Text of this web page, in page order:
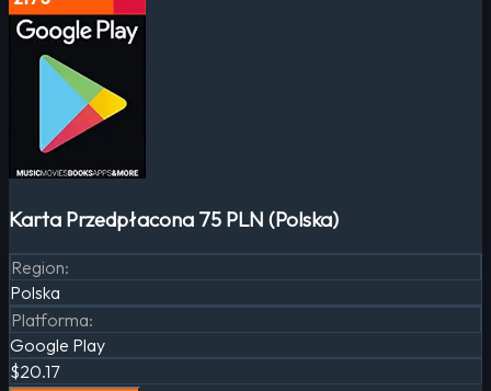
Karta Przedpłacona 75 PLN (Polska)
Region:
Polska
Platforma:
Google Play
$20.17